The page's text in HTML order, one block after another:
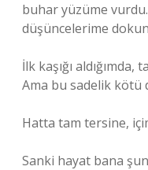
buhar yüzüme vurdu.
düşüncelerime
İlk kaşığı
Ama bu sadelik kötü
Hatta tam tersine,
Sanki hayat bana